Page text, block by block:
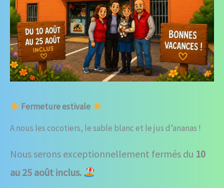
Fermeture estivale
A nous les cocotiers, le sable blanc et le jus d’ananas !
Nous serons exceptionnellement fermés du 10
au 25 août inclus.